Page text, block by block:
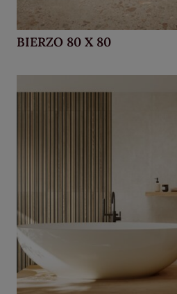
BIERZO 80 X 80